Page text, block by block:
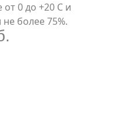
0 до +20 С и
более 75%.